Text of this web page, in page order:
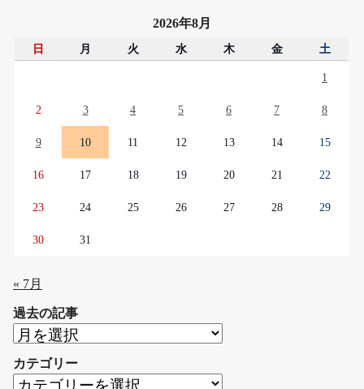
2026年8月
日 月 火 水 木 金 土
1
2 3 4 5 6 7 8
9 10 11 12 13 14 15
16 17 18 19 20 21 22
23 24 25 26 27 28 29
30 31
« 7月
過去の記事
過
の
記
カテゴリー
カ